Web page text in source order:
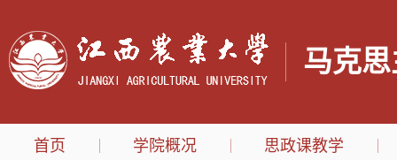
马克
首页 学院概况 思政课教学